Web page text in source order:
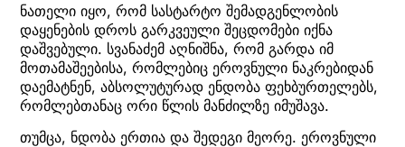
ნათელი იყო, რომ სასტარტო შემადგენლობის
დაყენების დროს გარკვეული შეცდომები იქნა
დაშვებული. სვანაძემ აღნიშნა, რომ გარდა იმ
მოთამაშეებისა, რომლებიც ეროვნული ნაკრებიდან
დაემატნენ, აბსოლუტურად ენდობა ფეხბურთელებს,
რომლებთანაც ორი წლის მანძილზე იმუშავა.
თუმცა, ნდობა ერთია და შედეგი მეორე. ეროვნული